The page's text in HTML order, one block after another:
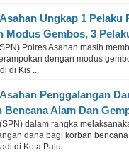
Ungkap 1 Pelaku
Modus Gembos, 3
Polres Asahan masih
dengan modus
di Kis ...
Penggalangan
Bencana Alam Dan
dalam rangka
dana bagi korban
di Kota Palu ...